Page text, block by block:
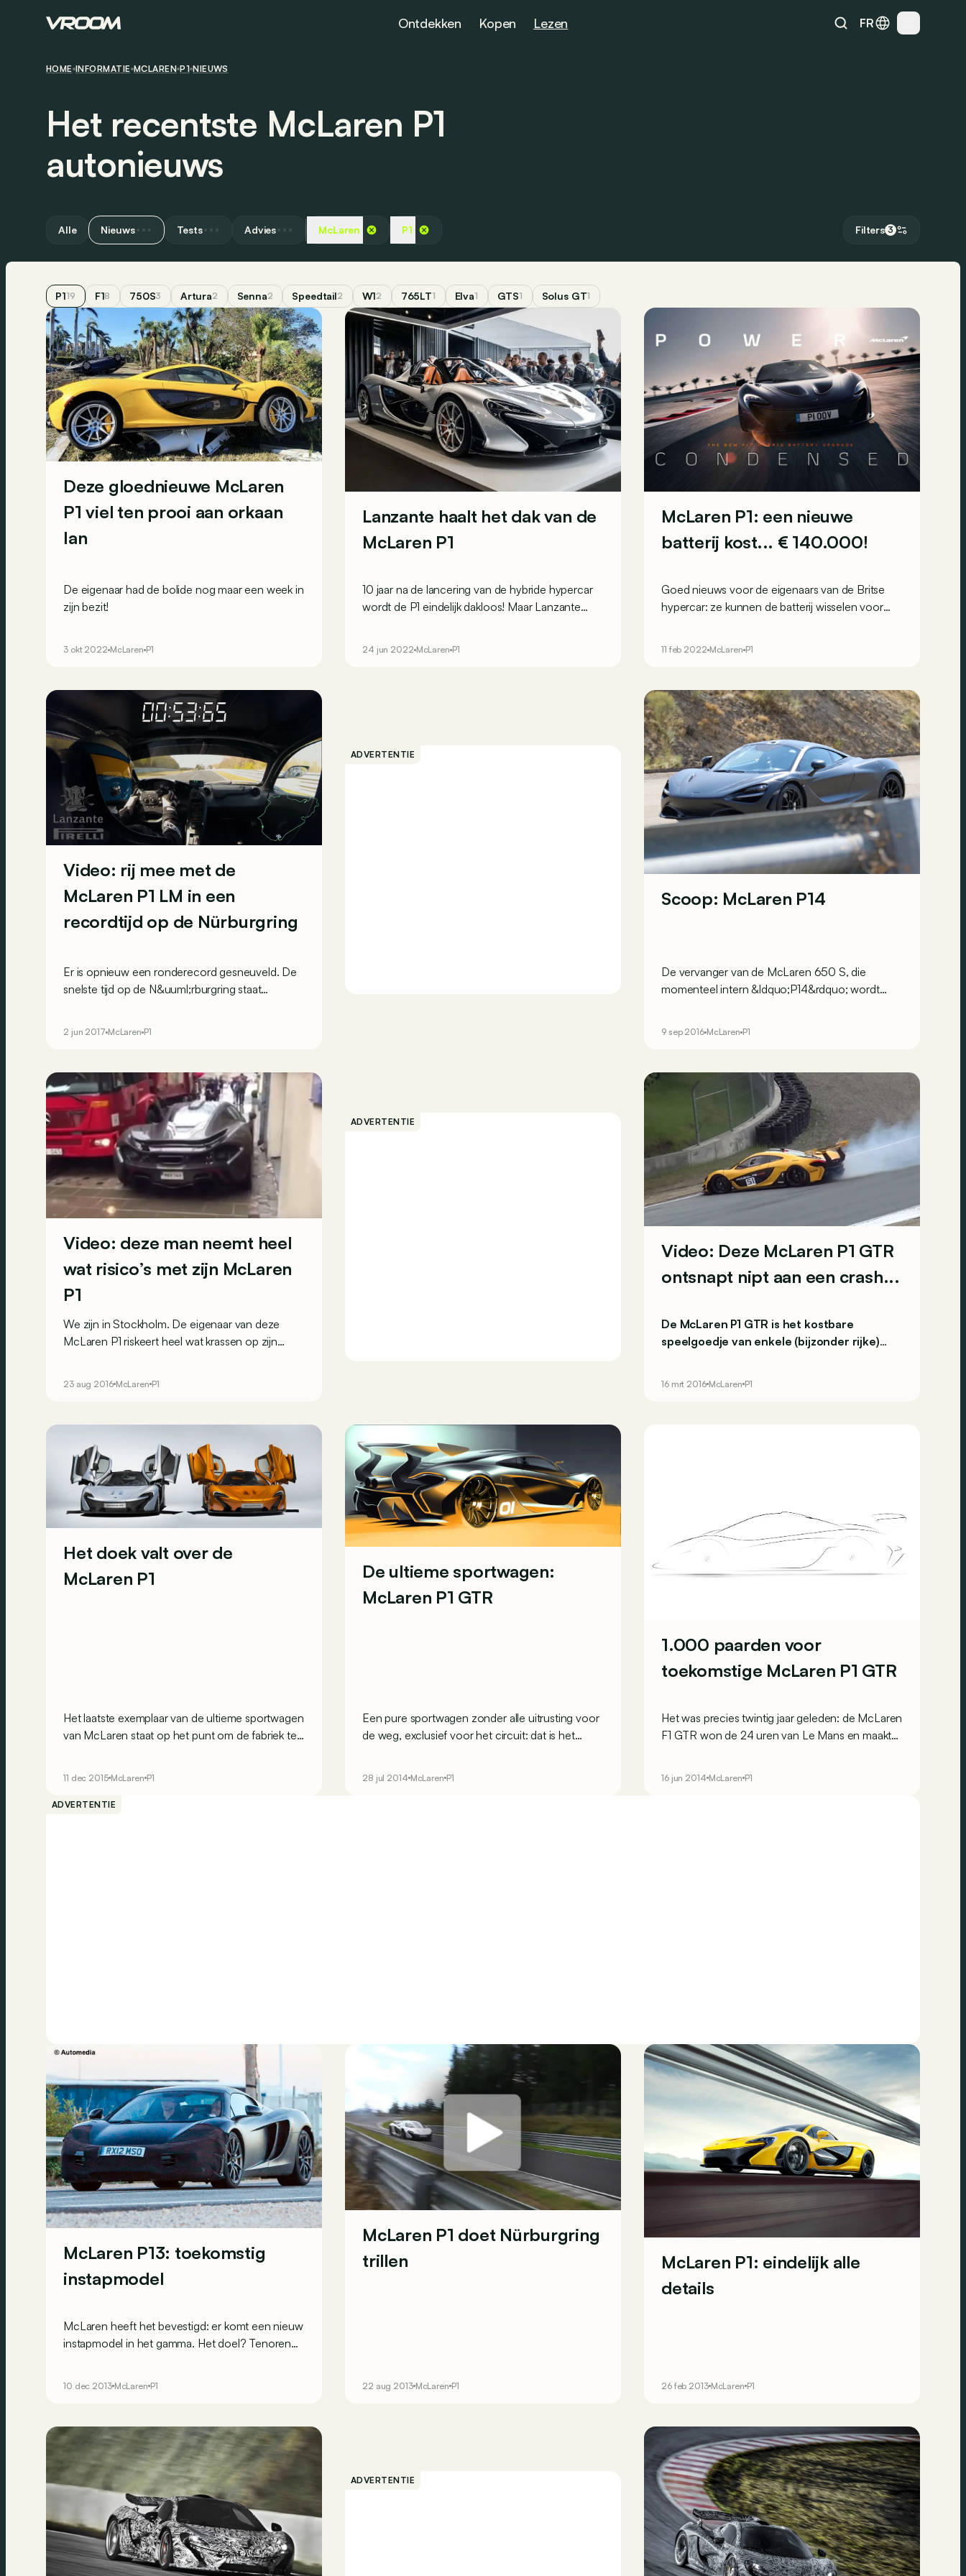
Ontdekken Kopen Lezen FR
HOME INFORMATIE MCLAREN P1 NIEUWS
Het recentste McLaren P1
autonieuws
Alle Nieuws Tests Advies McLaren P1 Filters 3
P119 F18 750S3 Artura2 Senna2 Speedtail2 W12 765LT1 Elva1 GTS1 Solus GT1
Deze gloednieuwe McLaren
P1 viel ten prooi aan orkaan
Ian
De eigenaar had de bolide nog maar een week in
zijn bezit!
3 okt 2022 McLaren P1
Lanzante haalt het dak van de
McLaren P1
10 jaar na de lancering van de hybride hypercar
wordt de P1 eindelijk dakloos! Maar Lanzante
24 jun 2022 McLaren P1
McLaren P1: een nieuwe
batterij kost... € 140.000!
Goed nieuws voor de eigenaars van de Britse
hypercar: ze kunnen de batterij wisselen voor
11 feb 2022 McLaren P1
Video: rij mee met de
McLaren P1 LM in een
recordtijd op de Nürburgring
Er is opnieuw een ronderecord gesneuveld. De
snelste tijd op de N&uuml;rburgring staat
2 jun 2017 McLaren P1
ADVERTENTIE
Scoop: McLaren P14
De vervanger van de McLaren 650 S, die
momenteel intern &ldquo;P14&rdquo; wordt
vermoeden we&hellip;
9 sep 2016 McLaren P1
Video: deze man neemt heel
wat risico’s met zijn McLaren
P1
We zijn in Stockholm. De eigenaar van deze
McLaren P1 riskeert heel wat krassen op zijn
23 aug 2016 McLaren P1
ADVERTENTIE
Video: Deze McLaren P1 GTR
ontsnapt nipt aan een crash...
De McLaren P1 GTR is het kostbare
speelgoedje van enkele (bijzonder rijke)
16 mrt 2016 McLaren P1
Het doek valt over de
McLaren P1
Het laatste exemplaar van de ultieme sportwagen
van McLaren staat op het punt om de fabriek te
leken om te bouwen.
11 dec 2015 McLaren P1
De ultieme sportwagen:
McLaren P1 GTR
Een pure sportwagen zonder alle uitrusting voor
de weg, exclusief voor het circuit: dat is het
midden augustus licht McLaren het doek van
28 jul 2014 McLaren P1
1.000 paarden voor
toekomstige McLaren P1 GTR
Het was precies twintig jaar geleden: de McLaren
F1 GTR won de 24 uren van Le Mans en maakte
met een speciale versie van de P1.
16 jun 2014 McLaren P1
ADVERTENTIE
McLaren P13: toekomstig
instapmodel
McLaren heeft het bevestigd: er komt een nieuw
instapmodel in het gamma. Het doel? Tenoren
10 dec 2013 McLaren P1
McLaren P1 doet Nürburgring
trillen
22 aug 2013 McLaren P1
McLaren P1: eindelijk alle
details
26 feb 2013 McLaren P1
ADVERTENTIE